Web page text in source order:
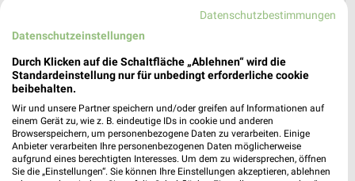
Haushaltsplanung und einfache Wege, dein Budget
weekli - Prospekte & Angebote App
Alle PENNY Angebote immer griffbereit – mit der kostenlosen
Datenschutzbestimmungen
Datenschutzeinstellungen
Durch Klicken auf die Schaltfläche „Ablehnen“ wird die
Standardeinstellung nur für unbedingt erforderliche cookie
beibehalten.
Wir und unsere Partner speichern und/oder greifen auf Informationen auf
einem Gerät zu, wie z. B. eindeutige IDs in cookie und anderen
Browserspeichern, um personenbezogene Daten zu verarbeiten. Einige
Anbieter verarbeiten Ihre personenbezogenen Daten möglicherweise
aufgrund eines berechtigten Interesses. Um dem zu widersprechen, öffnen
Sie die „Einstellungen“. Sie können Ihre Einstellungen akzeptieren, ablehnen